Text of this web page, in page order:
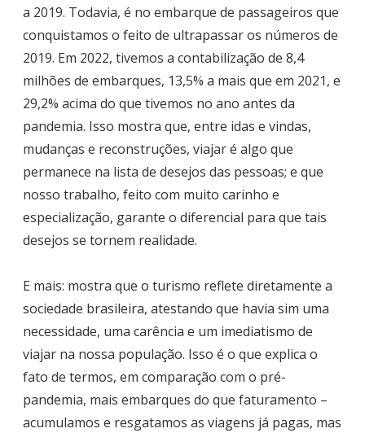
a 2019. Todavia, é no embarque de passageiros que
conquistamos o feito de ultrapassar os números de
2019. Em 2022, tivemos a contabilização de 8,4
milhões de embarques, 13,5% a mais que em 2021, e
29,2% acima do que tivemos no ano antes da
pandemia. Isso mostra que, entre idas e vindas,
mudanças e reconstruções, viajar é algo que
permanece na lista de desejos das pessoas; e que
nosso trabalho, feito com muito carinho e
especialização, garante o diferencial para que tais
desejos se tornem realidade.
E mais: mostra que o turismo reflete diretamente a
sociedade brasileira, atestando que havia sim uma
necessidade, uma carência e um imediatismo de
viajar na nossa população. Isso é o que explica o
fato de termos, em comparação com o pré-
pandemia, mais embarques do que faturamento –
acumulamos e resgatamos as viagens já pagas, mas